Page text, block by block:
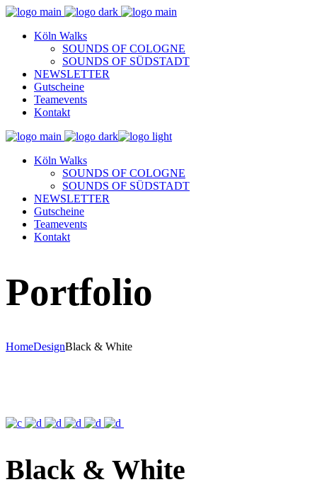
Köln Walks
SOUNDS OF COLOGNE
SOUNDS OF SÜDSTADT
NEWSLETTER
Gutscheine
Teamevents
Kontakt
Köln Walks
SOUNDS OF COLOGNE
SOUNDS OF SÜDSTADT
NEWSLETTER
Gutscheine
Teamevents
Kontakt
Portfolio
HomeDesignBlack & White
Black & White